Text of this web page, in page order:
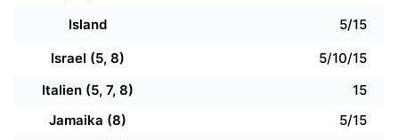
Island
5/15
Israel (5, 8)
5/10/15
Italien (5, 7, 8)
15
Jamaika (8)
5/15